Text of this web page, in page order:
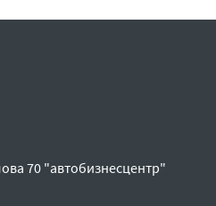
70 "автобизнесцентр"